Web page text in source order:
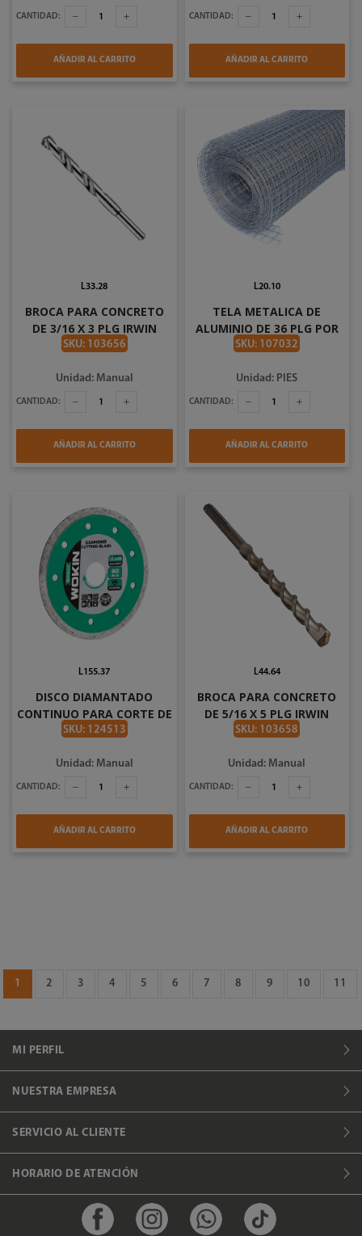
CANTIDAD:
AÑADIR AL CARRITO
CANTIDAD:
AÑADIR AL CARRITO
BROCA PARA CONCRETO
DE 3/16 X 3 PLG IRWIN
IW902
SKU: 103656
L33.28
Unidad: Manual
CANTIDAD:
AÑADIR AL CARRITO
TELA METALICA DE
ALUMINIO DE 36 PLG POR
PIE ROLLO DE 100FT
SKU: 107032
L20.10
Unidad: PIES
CANTIDAD:
AÑADIR AL CARRITO
DISCO DIAMANTADO
CONTINUO PARA CORTE DE
7 PLG WOKIN 763318
SKU: 124513
L155.37
Unidad: Manual
CANTIDAD:
AÑADIR AL CARRITO
BROCA PARA CONCRETO
DE 5/16 X 5 PLG IRWIN
IW907
SKU: 103658
L44.64
Unidad: Manual
CANTIDAD:
AÑADIR AL CARRITO
1 2 3 4 5 6 7 8 9 10 11
MI PERFIL
NUESTRA EMPRESA
SERVICIO AL CLIENTE
HORARIO DE ATENCIÓN